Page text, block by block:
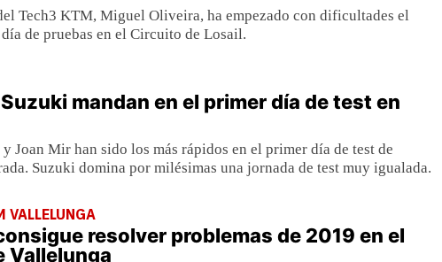
Tech3 KTM, Miguel Oliveira, ha empezado con dificultades el
de pruebas en el Circuito de Losail.
mandan en el primer día de test en
Joan Mir han sido los más rápidos en el primer día de test de
Suzuki domina por milésimas una jornada de test muy igualada.
VALLELUNGA
resolver problemas de 2019 en el
Vallelunga